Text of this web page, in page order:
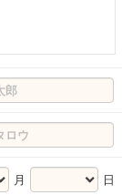
月 日